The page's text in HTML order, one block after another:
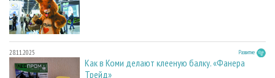
28.11.2025 Развитие
Как в Коми делают клееную балку. «Фанера
Трейд»